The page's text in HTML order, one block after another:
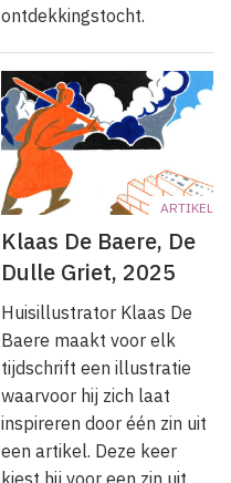
ontdekkingstocht.
ARTIKEL
Klaas De Baere, De
Dulle Griet, 2025
Huisillustrator Klaas De
Baere maakt voor elk
tijdschrift een illustratie
waarvoor hij zich laat
inspireren door één zin uit
een artikel. Deze keer
kiest hij voor een zin uit